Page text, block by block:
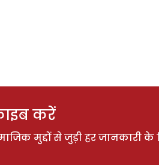
करें
मुद्दों से जुड़ी हर जानकारी के